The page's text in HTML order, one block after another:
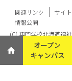
関連リンク サイ
情報公開
(C) 専門学校北海道福
オープン
キャンパス